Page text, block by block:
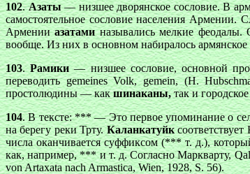
102.Азаты— низшее дворянское сословие. В
самостоятельное сословие населения Армении.
Арменииазатаминазывались мелкие феодалы.
вообще. Из них в основном набиралось
103.Рамики— низшее сословие, основной
переводить gemeines Volk, gemein, (H.
простолюдины — какшинаканы,так и
104. В тексте: *** — Это первое упоминание о
на берегу реки Трту.Каланкатуйк
числа оканчивается суффиксом (*** т. д.),
как, например, *** и т. д. Согласно Маркварту,
von Artaxata nach Armastica, Wien, 1928, S. 56).